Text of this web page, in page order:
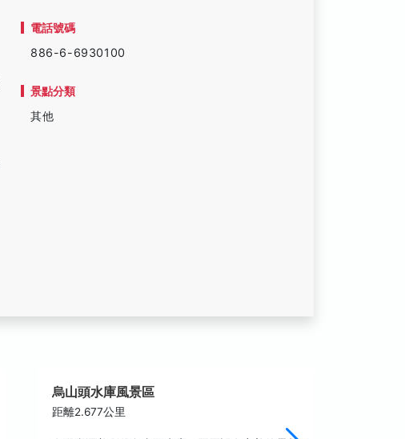
電話號碼
886-6-6930100
景點分類
其他
烏山頭水庫風景區
距離2.677公里